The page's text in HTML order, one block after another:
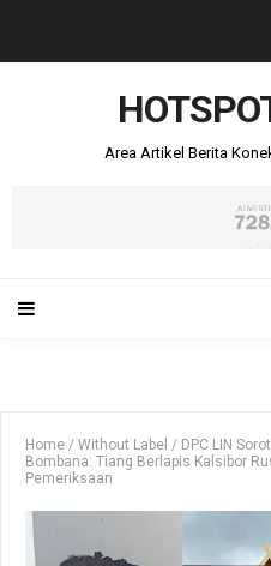
Area Artikel Berita
Home / Without Label / DPC LIN
Bombana: Tiang Berlapis Kalsibor
Pemeriksaan